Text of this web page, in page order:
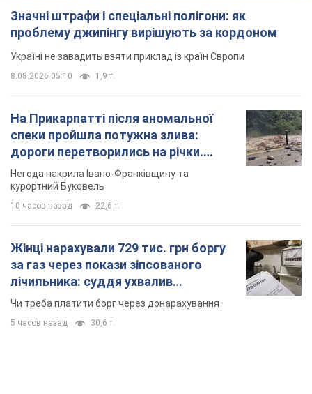
Значні штрафи і спеціальні полігони: як
проблему джипінгу вирішують за кордоном
Україні не завадить взяти приклад із країн Європи
8.08.2026 05:10 1,9 т.
На Прикарпатті після аномальної
спеки пройшла потужна злива:
дороги перетворились на річки.
Відео
Негода накрила Івано-Франківщину та
курортний Буковель
10 часов назад 22,6 т.
Жінці нарахували 729 тис. грн боргу
за газ через покази зіпсованого
лічильника: суддя ухвалив
неочікуване рішення
Чи треба платити борг через донарахування
5 часов назад 30,6 т.